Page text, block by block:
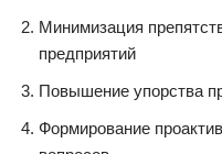
Минимизация
предприятий
Повышение упорства
Формирование